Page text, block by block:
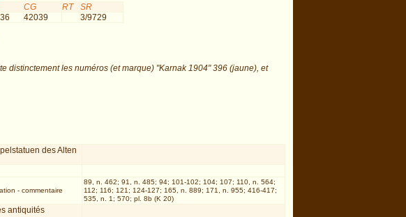
CG RT
SR
42039 3/9729
distinctement les numéros (et marque) "Karnak 1904" 396 (jaune), et
des Alten
- commentaire
89, n. 462; 91, n. 485; 94; 101-102; 104; 107; 110, n. 564;
112; 116; 121; 124-127; 165, n. 889; 171, n. 955; 416-417;
535, n. 1; 570; pl. 8b (K 20)
antiquités